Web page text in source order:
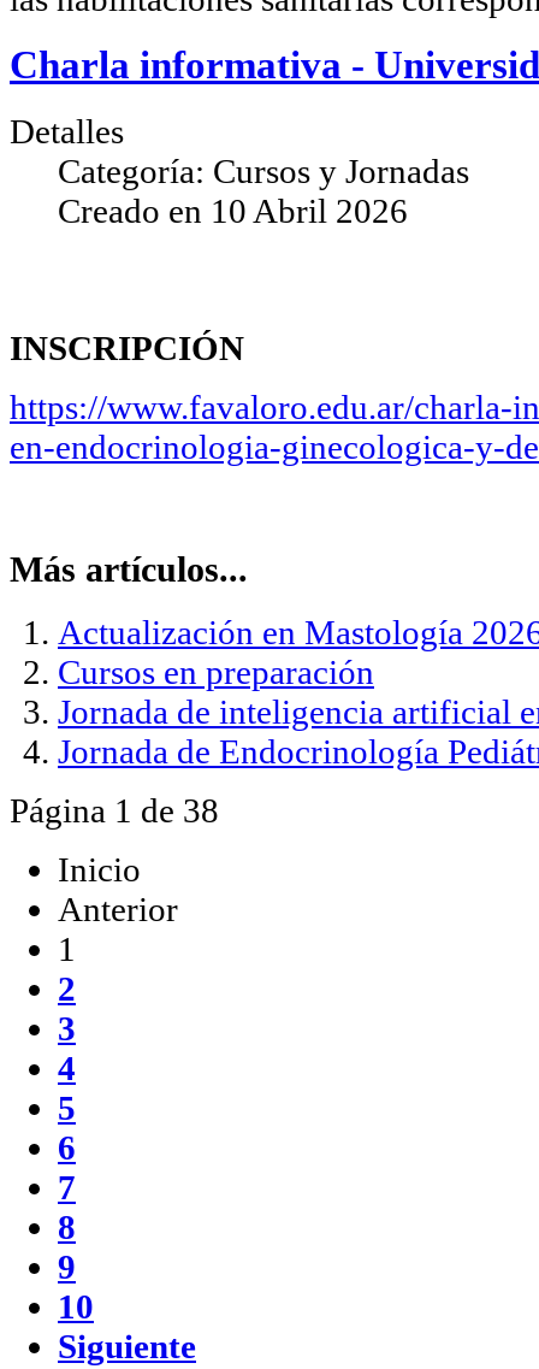
Charla informativa -
Detalles
Categoría: Cursos y Jornadas
Creado en 10 Abril 2026
INSCRIPCIÓN
https://www.favaloro.edu.ar/charla-
en-endocrinologia-ginecologica-y-
Más artículos...
Actualización en Mastología
Cursos en preparación
Jornada de inteligencia artificial
Jornada de Endocrinología
Página 1 de 38
Inicio
Anterior
1
2
3
4
5
6
7
8
9
10
Siguiente